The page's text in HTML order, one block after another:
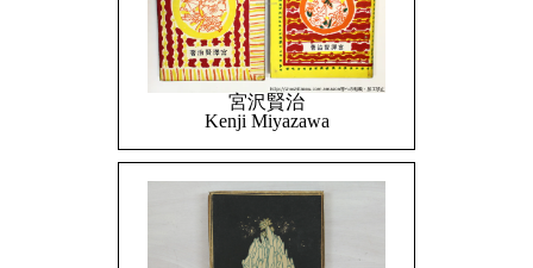
宮沢賢治
Kenji Miyazawa